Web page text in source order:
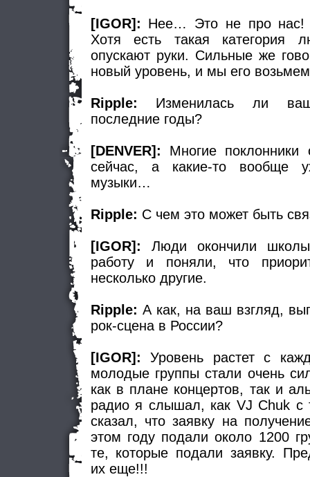
[IGOR]: Нее… Это не про
Хотя есть такая категория
опускают руки. Сильные же
новый уровень, и мы его
Ripple: Изменилась ли
последние годы?
[DENVER]: Многие
сейчас, а какие-то вообще
музыки…
Ripple: С чем это может быть
[IGOR]: Люди окончили
работу и поняли, что
несколько другие.
Ripple: А как, на ваш взгляд,
рок-сцена в России?
[IGOR]: Уровень растет с
молодые группы стали очень
как в плане концертов, так и
радио я слышал, как VJ Chuk с
сказал, что заявку на
этом году подали около 1200
те, которые подали заявку.
их еще!!!